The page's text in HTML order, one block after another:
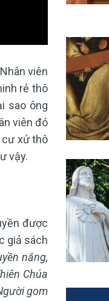
viên
rẻ thô
sao ông
viên đó
cư xử thô
vậy.
được
giả sách
năng,
Chúa
gom